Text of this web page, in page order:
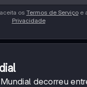
os Termos de Serviçoe
Privacidade
decorreu